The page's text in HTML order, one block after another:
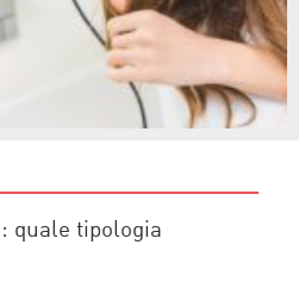
quale tipologia